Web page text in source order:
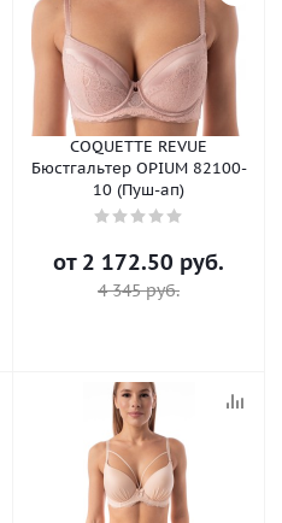
COQUETTE REVUE
Бюстгальтер OPIUM 82100-
10 (Пуш-ап)
от 2 172.50 руб.
4 345 руб.